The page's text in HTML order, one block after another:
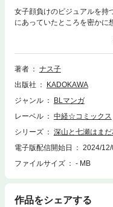
女子顔負けのビジュアルを持
にあっていたところを密かに
る。周囲に馴染めずコミュ
む自然体の深山。しかも顔
として距離を縮めていく。
なりキス！？「友達ですら、
ガティブかわいい魔性姫のも
描き下ろし1ページマンガ付
著者
ナス子
出版社
KADOKAWA
ジャンル
BLマンガ
レーベル
中経☆コミックス
シリーズ
深山と七瀬はまだ
電子版配信開始日
2024/12/
ファイルサイズ
- MB
作品をシェアする